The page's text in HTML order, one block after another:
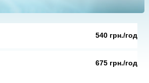
540 грн./год
675 грн./год